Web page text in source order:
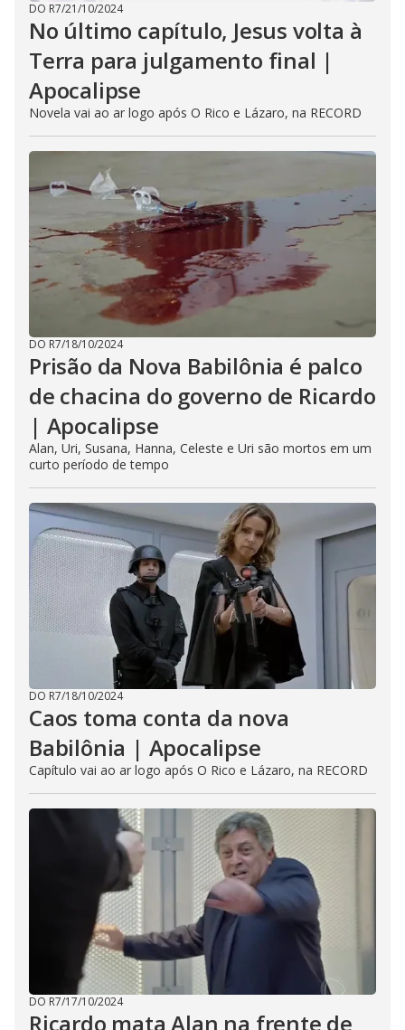
DO R7/21/10/2024
No último capítulo, Jesus volta à
Terra para julgamento final |
Apocalipse
Novela vai ao ar logo após O Rico e Lázaro, na RECORD
DO R7/18/10/2024
Prisão da Nova Babilônia é palco
de chacina do governo de Ricardo
| Apocalipse
Alan, Uri, Susana, Hanna, Celeste e Uri são mortos em um
curto período de tempo
DO R7/18/10/2024
Caos toma conta da nova
Babilônia | Apocalipse
Capítulo vai ao ar logo após O Rico e Lázaro, na RECORD
DO R7/17/10/2024
Ricardo mata Alan na frente de